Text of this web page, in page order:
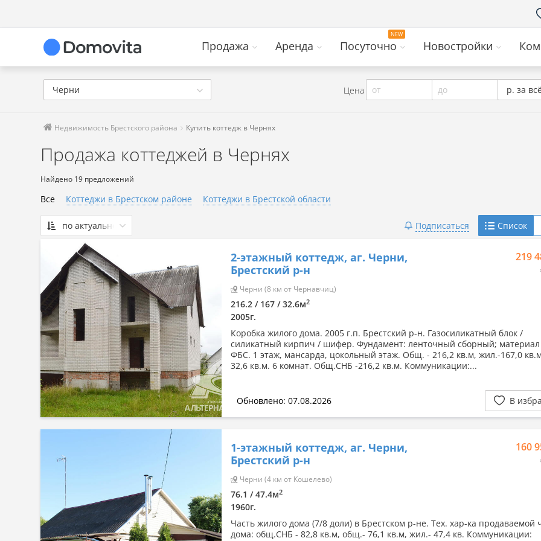
Продажа Аренда Посуточно Новостройки
Черни Цена от до р. за
Недвижимость Брестского района Купить коттедж в Чернях
Продажа коттеджей в Чернях
Найдено 19 предложений
Все Коттеджи в Брестском районе Коттеджи в Брестской области
по актуальности
По актуальности
Сначала дешевые
Сначала дорогие
По комнатности: большая →
малая
По комнатности: малая →
большая
По площади: большая → малая
По площади: малая → большая
Подписаться Список
2-этажный коттедж, аг. Черни,
Брестский р-н
Черни (8 км от Чернавчиц)
219
216.2 / 167 / 32.6м2
2005г.
Коробка жилого дома. 2005 г.п. Брестский р-н. Газосиликатный блок /
силикатный кирпич / шифер. Фундамент: ленточный сборный; материал
ФБС. 1 этаж, мансарда, цокольный этаж. Общ. - 216,2 кв.м, жил.-167,0
32,6 кв.м. 6 комнат. Общ.СНБ -216,2 кв.м. Коммуникации:...
Обновлено: 07.08.2026 В
1-этажный коттедж, аг. Черни,
Брестский р-н
Черни (4 км от Кошелево)
160
76.1 / 47.4м2
1960г.
Часть жилого дома (7/8 доли) в Брестском р-не. Тех. хар-ка продаваемой
дома: общ.СНБ - 82,8 кв.м, общ.- 76,1 кв.м, жил.- 47,4 кв. Коммуникации: